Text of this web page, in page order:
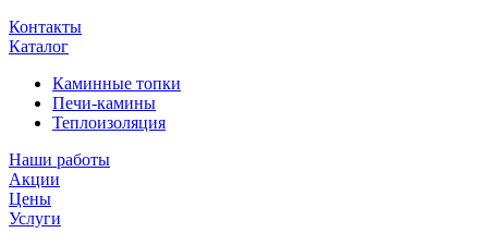
Контакты
Каталог
Каминные топки
Печи-камины
Теплоизоляция
Наши работы
Акции
Цены
Услуги